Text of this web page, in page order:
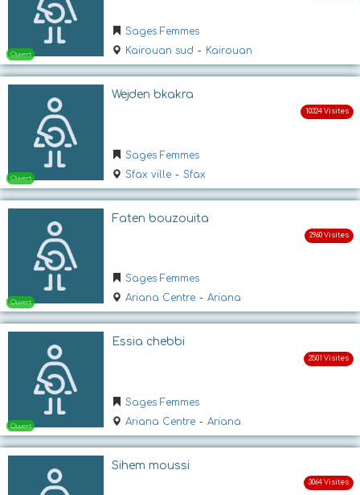
Sages Femmes
Kairouan sud - Kairouan
Ouvert
Wejden bkakra
Sages Femmes
Sfax ville - Sfax
Faten bouzouita
Sages Femmes
Ariana Centre - Ariana
Essia chebbi
Sages Femmes
Ariana Centre - Ariana
Sihem moussi